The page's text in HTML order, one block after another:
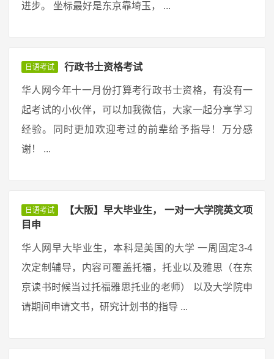
进步。 坐标最好是东京靠埼玉， ...
日语考试 行政书士资格考试
华人网今年十一月份打算考行政书士资格，有没有一
起考试的小伙伴，可以加我微信，大家一起分享学习
经验。同时更加欢迎考过的前辈给予指导！万分感
谢！ ...
日语考试
【大阪】早大毕业生， 一对一大学院英文项
目申
华人网早大毕业生，本科是美国的大学 一周固定3-4
次定制辅导，内容可覆盖托福，托业以及雅思（在东
京读书时候当过托福雅思托业的老师） 以及大学院申
请期间申请文书，研究计划书的指导 ...